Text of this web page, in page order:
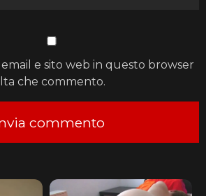
e sito web in questo browser
che commento.